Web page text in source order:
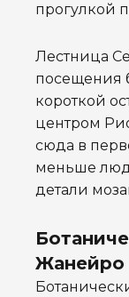
прогулкой
Лестница
посещения
короткой
центром
сюда в
меньше
детали
Жанейро